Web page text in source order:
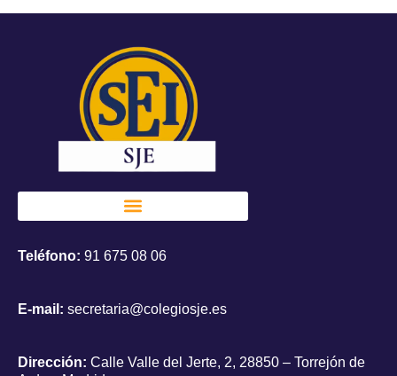
Teléfono: 91 675 08 06
E-mail: secretaria@colegiosje.es
Dirección: Calle Valle del Jerte, 2, 28850 – Torrejón de